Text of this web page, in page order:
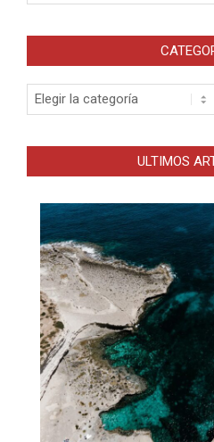
Categorias
ULTIMOS